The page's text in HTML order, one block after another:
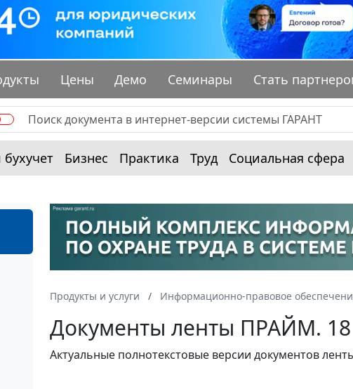
Цены Демо Семинары Стать
Бизнес Практика Труд Социальная сфера
Продукты и услуги Информационно-правовое
Документы ленты ПРАЙМ. 18
Актуальные полнотекстовые версии документов